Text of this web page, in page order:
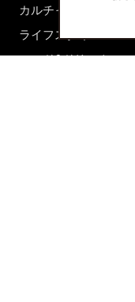
カルチャー
ライフスタイル
フード&ドリンク